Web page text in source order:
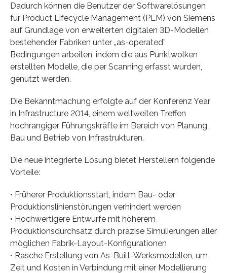
Dadurch können die Benutzer der Softwarelösungen
für Product Lifecycle Management (PLM) von Siemens
auf Grundlage von erweiterten digitalen 3D-Modellen
bestehender Fabriken unter „as-operated”
Bedingungen arbeiten, indem die aus Punktwolken
erstellten Modelle, die per Scanning erfasst wurden,
genutzt werden.
Die Bekanntmachung erfolgte auf der Konferenz Year
in Infrastructure 2014, einem weltweiten Treffen
hochrangiger Führungskräfte im Bereich von Planung,
Bau und Betrieb von Infrastrukturen.
Die neue integrierte Lösung bietet Herstellern folgende
Vorteile:
• Früherer Produktionsstart, indem Bau- oder
Produktionslinienstörungen verhindert werden
• Hochwertigere Entwürfe mit höherem
Produktionsdurchsatz durch präzise Simulierungen aller
möglichen Fabrik-Layout-Konfigurationen
• Rasche Erstellung von As-Built-Werksmodellen, um
Zeit und Kosten in Verbindung mit einer Modellierung